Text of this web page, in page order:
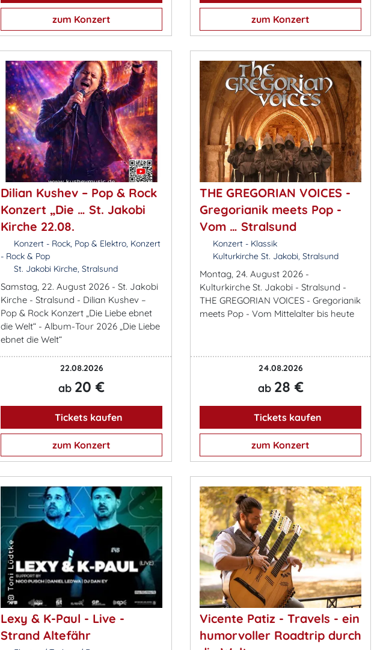
zum Konzert zum Konzert
Dilian Kushev – Pop & Rock
Konzert „Die … St. Jakobi
Kirche 22.08.
Konzert - Rock, Pop & Elektro, Konzert
- Rock & Pop
St. Jakobi Kirche, Stralsund
Samstag, 22. August 2026 - St. Jakobi
Kirche - Stralsund - Dilian Kushev –
Pop & Rock Konzert „Die Liebe ebnet
die Welt“ - Album-Tour 2026 „Die Liebe
ebnet die Welt“
22.08.2026
ab 20 €
Tickets kaufen
zum Konzert
THE GREGORIAN VOICES -
Gregorianik meets Pop -
Vom … Stralsund
Konzert - Klassik
Kulturkirche St. Jakobi, Stralsund
Montag, 24. August 2026 -
Kulturkirche St. Jakobi - Stralsund -
THE GREGORIAN VOICES - Gregorianik
meets Pop - Vom Mittelalter bis heute
24.08.2026
ab 28 €
Tickets kaufen
zum Konzert
Lexy & K-Paul - Live -
Strand Altefähr
Vicente Patiz - Travels - ein
humorvoller Roadtrip durch